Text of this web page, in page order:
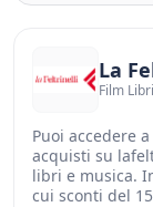
La
Film
Puoi accedere
acquisti su
libri e musica.
cui sconti del